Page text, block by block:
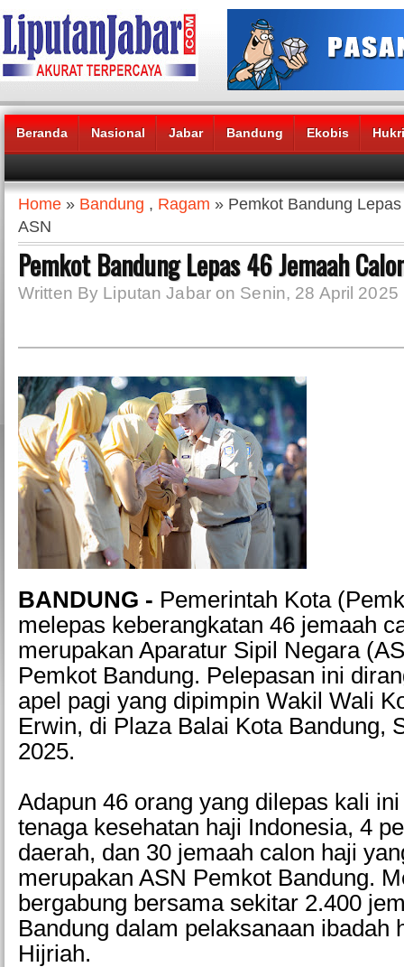
Beranda Nasional Jabar Bandung Ekobis
Headlines News :
Home » Bandung , Ragam » Pemkot Bandung
ASN
Pemkot Bandung Lepas 46 Jemaah
Written By Liputan Jabar on Senin, 28 April
BANDUNG - Pemerintah Kota
melepas keberangkatan 46 jemaah
merupakan Aparatur Sipil Negara
Pemkot Bandung. Pelepasan ini
apel pagi yang dipimpin Wakil Wali
Erwin, di Plaza Balai Kota Bandung,
2025.
Adapun 46 orang yang dilepas kali
tenaga kesehatan haji Indonesia, 4
daerah, dan 30 jemaah calon haji
merupakan ASN Pemkot Bandung.
bergabung bersama sekitar 2.400
Bandung dalam pelaksanaan ibadah
Hijriah.